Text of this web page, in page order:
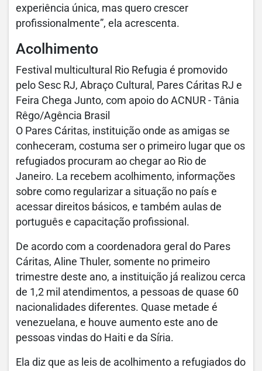
experiência única, mas quero crescer
profissionalmente”, ela acrescenta.
Acolhimento
Festival multicultural Rio Refugia é promovido
pelo Sesc RJ, Abraço Cultural, Pares Cáritas RJ e
Feira Chega Junto, com apoio do ACNUR - Tânia
Rêgo/Agência Brasil
O Pares Cáritas, instituição onde as amigas se
conheceram, costuma ser o primeiro lugar que os
refugiados procuram ao chegar ao Rio de
Janeiro. La recebem acolhimento, informações
sobre como regularizar a situação no país e
acessar direitos básicos, e também aulas de
português e capacitação profissional.
De acordo com a coordenadora geral do Pares
Cáritas, Aline Thuler, somente no primeiro
trimestre deste ano, a instituição já realizou cerca
de 1,2 mil atendimentos, a pessoas de quase 60
nacionalidades diferentes. Quase metade é
venezuelana, e houve aumento este ano de
pessoas vindas do Haiti e da Síria.
Ela diz que as leis de acolhimento a refugiados do